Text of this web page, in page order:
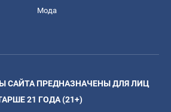
Мода
САЙТА ПРЕДНАЗНАЧЕНЫ ДЛЯ ЛИЦ
21 ГОДА (21+)